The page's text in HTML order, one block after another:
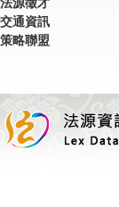
法源徵才
交通資訊
策略聯盟